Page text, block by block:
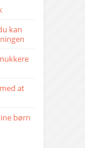
kan
at
børn